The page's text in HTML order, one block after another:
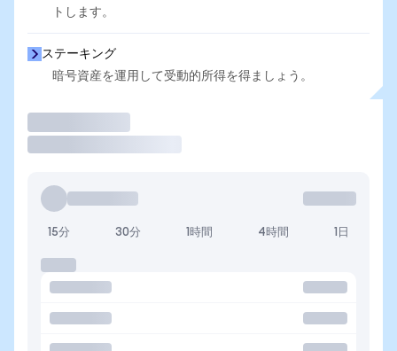
トします。
ステーキング
暗号資産を運用して受動的所得を得ましょう。
15分 30分 1時間 4時間 1日